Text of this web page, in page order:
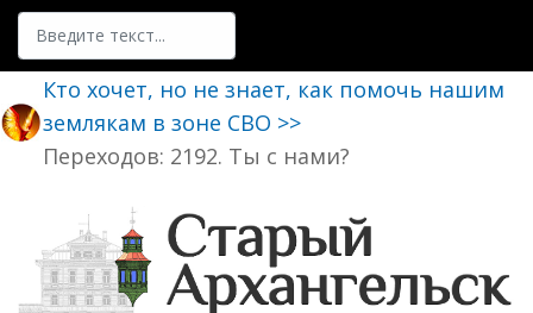
Поиск
Кто хочет, но не знает, как помочь нашим
землякам в зоне СВО >>
Переходов: 2192. Ты с нами?